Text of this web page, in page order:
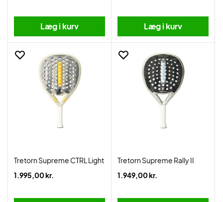
Læg i kurv Læg i kurv
Tretorn Supreme CTRL Light
1.995,00 kr.
Tretorn Supreme Rally II
1.949,00 kr.